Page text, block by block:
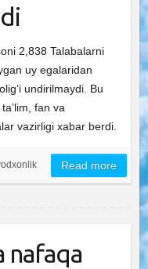
2,838 Talabalarni
uy egalaridan
undirilmaydi. Bu
fan va
vazirligi xabar berdi.
Read more
nafaqa